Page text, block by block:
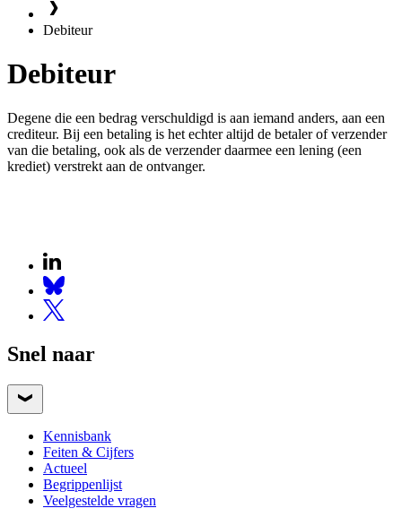
Debiteur
Debiteur
Degene die een bedrag verschuldigd is aan iemand anders, aan een
crediteur. Bij een betaling is het echter altijd de betaler of verzender
van die betaling, ook als de verzender daarmee een lening (een
krediet) verstrekt aan de ontvanger.
Snel naar
Kennisbank
Feiten & Cijfers
Actueel
Begrippenlijst
Veelgestelde vragen